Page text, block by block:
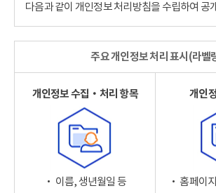
다음과 같이 개인정보 처리방침을 수립하여 공
주요 개인정보 처리 표시(라벨
개인정보 수집‧처리 항목
‧ 이름, 생년월일 등
개인
‧ 홈페이